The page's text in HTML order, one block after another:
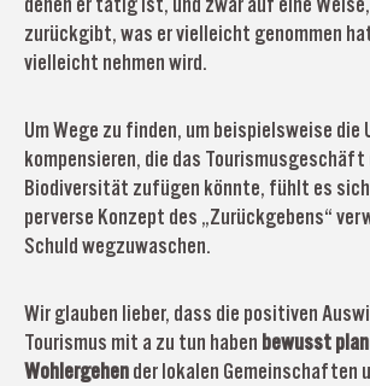
zurückgibt, was er vielleicht genommen
vielleicht nehmen wird.
Um Wege zu finden, um beispielsweise die
kompensieren, die das Tourismusgeschäft
Biodiversität zufügen könnte, fühlt es sich
perverse Konzept des „Zurückgebens“
Schuld wegzuwaschen.
Wir glauben lieber, dass die positiven
Tourismus mit a zu tun haben bewusst
Wohlergehender lokalen Gemeinschaften